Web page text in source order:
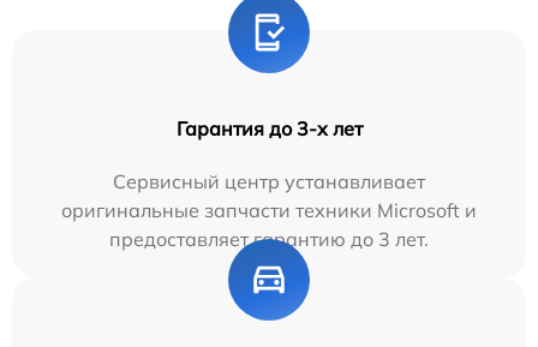
Гарантия до 3-х лет
Сервисный центр устанавливает
оригинальные запчасти техники Microsoft и
предоставляет гарантию до 3 лет.